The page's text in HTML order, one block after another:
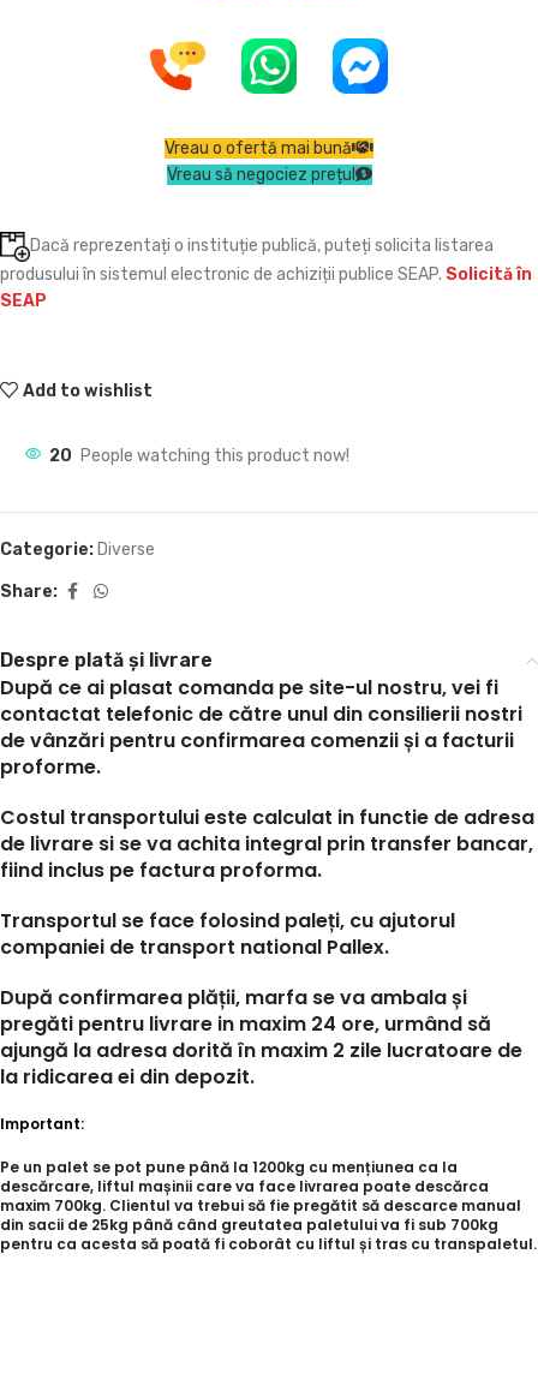
Vreau o ofertă mai bună
Vreau să negociez prețul
Dacă reprezentați o instituție publică, puteți solicita listarea
produsului în sistemul electronic de achiziții publice SEAP. Solicită în
SEAP
Add to wishlist
20 People watching this product now!
Categorie: Diverse
Share:
Despre plată și livrare
După ce ai plasat comanda pe site-ul nostru, vei fi
contactat telefonic de către unul din consilierii nostri
de vânzări pentru confirmarea comenzii și a facturii
proforme.
Costul transportului este calculat in functie de adresa
de livrare si se va achita integral prin transfer bancar,
fiind inclus pe factura proforma.
Transportul se face folosind paleți, cu ajutorul
companiei de transport national Pallex.
După confirmarea plății, marfa se va ambala și
pregăti pentru livrare in maxim 24 ore, urmând să
ajungă la adresa dorită în maxim 2 zile lucratoare de
la ridicarea ei din depozit.
Important:
Pe un palet se pot pune până la 1200kg cu mențiunea ca la
descărcare, liftul mașinii care va face livrarea poate descărca
maxim 700kg. Clientul va trebui să fie pregătit să descarce manual
din sacii de 25kg până când greutatea paletului va fi sub 700kg
pentru ca acesta să poată fi coborât cu liftul și tras cu transpaletul.